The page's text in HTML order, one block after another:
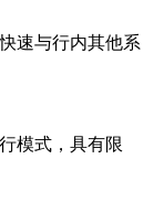
速与行内其他系
模式，具有限